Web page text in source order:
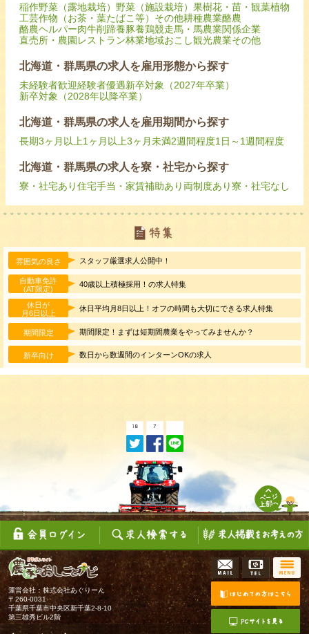
稲作野菜（露地栽培） 野菜（施設栽培） 果樹花・苗・観葉植物
工芸作物（お茶・葉たばこ等） その他耕種農業酪農
酪農ヘルパー肉牛削蹄養豚養鶏競走馬・馬農業関係企業
直売所・農園レストラン林業地域おこし観光農業その他
北海道・群馬県の求人を雇用形態から探す
未経験者歓迎経験者優遇新卒対象（2027年卒業）
新卒対象（2028年以降卒業）
北海道・群馬県の求人を雇用期間から探す
長期3ヶ月以上1ヶ月以上3ヶ月未満2週間程度1日～1週間程度
北海道・群馬県の求人を寮・社宅から探す
寮・社宅あり住宅手当・家賃補助あり 両制度あり寮・社宅なし
雰囲気の良さ スタッフ厳選求人公開中！
自動車免許
(AT限定)
40歳以上積極採用！の求人特集
休日が
月6日以上
休日平均月8日以上！オフの時間も大切にできる求人特集
期間限定 期間限定！まずは短期間農業をやってみませんか？
新卒向け 数日から数週間のインターンOKの求人
運営会社：株式会社あぐりーん
〒260-0031
千葉県千葉市中央区新千葉2-8-10
第三雄秀ビル2階